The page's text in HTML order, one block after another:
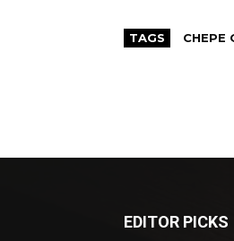
TAGS CHEPE
EDITOR PICKS